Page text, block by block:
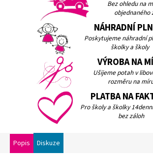
Bez ohledu na
objednaného
NÁHRADNÍ
Poskytujeme náhradní
školky a školy
VÝROBA NA
Ušijeme potah v
rozměru na
PLATBA NA
Pro školy a školky
bez záloh
Popis Diskuze